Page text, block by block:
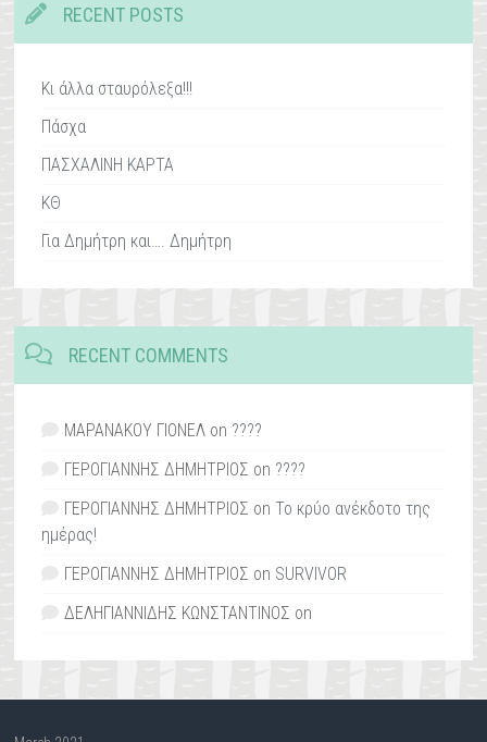
RECENT POSTS
Κι άλλα σταυρόλεξα!!!
Πάσχα
ΠΑΣΧΑΛΙΝΗ ΚΑΡΤΑ
ΚΘ
Για Δημήτρη και…. Δημήτρη
RECENT COMMENTS
ΜΑΡΑΝΑΚΟΥ ΓΙΟΝΕΛ on ????
ΓΕΡΟΓΙΑΝΝΗΣ ΔΗΜΗΤΡΙΟΣ on ????
ΓΕΡΟΓΙΑΝΝΗΣ ΔΗΜΗΤΡΙΟΣ on Το κρύο ανέκδοτο της
ημέρας!
ΓΕΡΟΓΙΑΝΝΗΣ ΔΗΜΗΤΡΙΟΣ on SURVIVOR
ΔΕΛΗΓΙΑΝΝΙΔΗΣ ΚΩΝΣΤΑΝΤΙΝΟΣ on